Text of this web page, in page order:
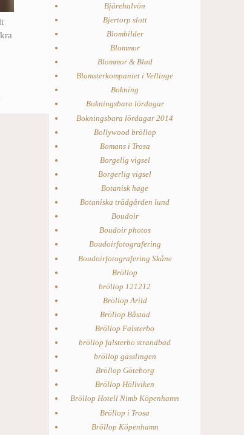
Bjärehalvön
Bjertorp slott
Blombilder
Blommor
Blommor & Blad
Blomsterkompaniet i Vellinge
Bokning
Bokningsbara lördagar
Bokningsbara lördagar 2014
Bollywood bröllop
Bomans i Trosa
Borgelig vigsel
Borgerlig vigsel
Botanisk hage
Botaniska trädgården lund
Boudoir
Boudoir photos
Boudoirfotografering
Boudoirfotografering Skåne
Bröllop
bröllop 121212
Bröllop Arild
Bröllop Båstad
Bröllop Falsterbo
bröllop falsterbo strandbad
bröllop gässlingen
Bröllop Göteborg
Bröllop Höllviken
Bröllop Hotell Nimb Köpenhamn
Bröllop i Trosa
Bröllop Köpenhamn